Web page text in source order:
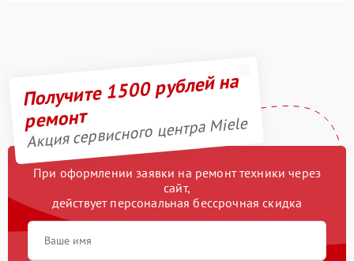
Получите 1500 рублей на
ремонт
Акция сервисного центра Miele
При оформлении заявки на ремонт техники через
сайт,
действует персональная бессрочная скидка